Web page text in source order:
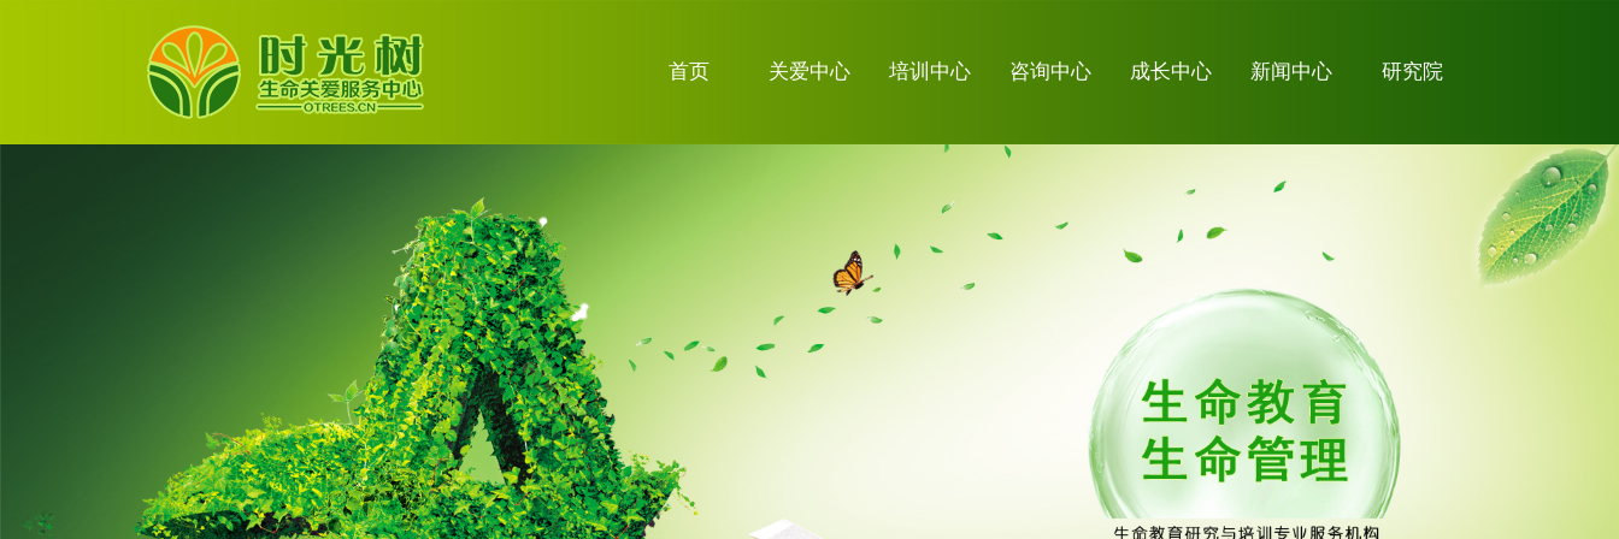
首页 关爱中心 培训中心 咨询中心 成长中心 新闻中心 研究院
证书查询系